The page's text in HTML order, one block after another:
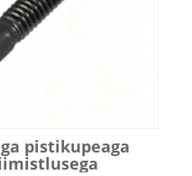
pistikupeaga